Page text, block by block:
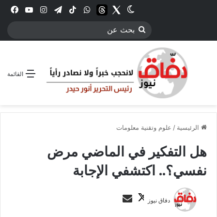
انستقرامتيلقرام‫TikTokواتسابthreadsTwitter
الوضع المظلم
بحث
القائمة
الرئيسية / علوم وتقنية معلومات
هل التفكير في الماضي مرض
نفسي؟.. اكتشفي الإجابة
دفاق نيوز
ت